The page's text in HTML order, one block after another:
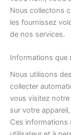
Nous collectons
les fournissez
de nos services.
Informations que
Nous utilisons
collecter
vous visitez
sur votre
Ces informations